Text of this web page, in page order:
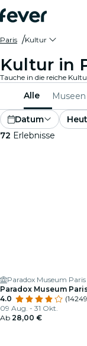
Paris Kultur
Kultur in
Alle
Datum
72 Erlebnisse
Paradox Museum Paris
Paradox Museum
4.0
09 Aug. - 31 Okt.
Ab 28,00 €